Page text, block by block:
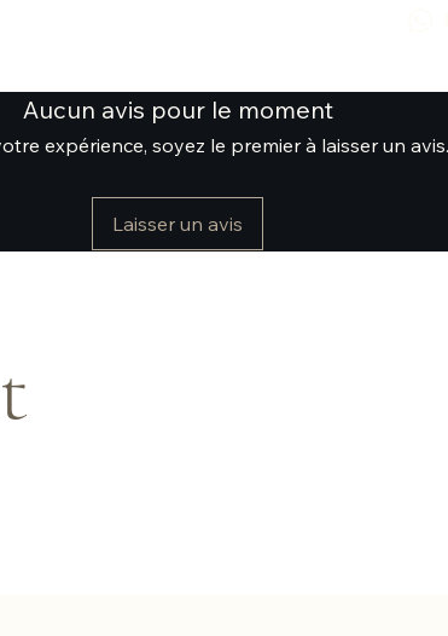
Aucun avis pour le moment
expérience, soyez le premier à laisser un
Laisser un avis